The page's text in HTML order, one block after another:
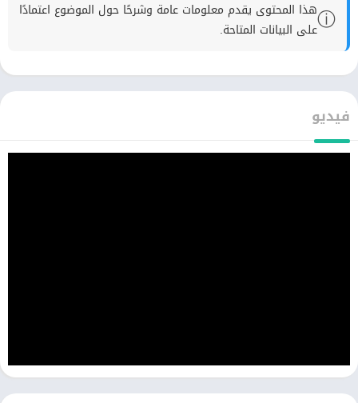
ⓘهذا المحتوى يقدم معلومات عامة وشرحًا حول الموضوع اعتمادًا
على البيانات المتاحة.
فيديو